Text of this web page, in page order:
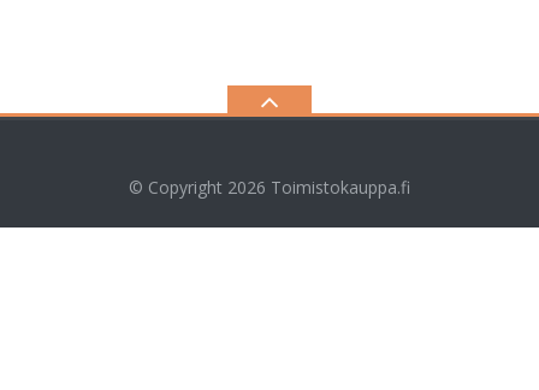
© Copyright 2026 Toimistokauppa.fi